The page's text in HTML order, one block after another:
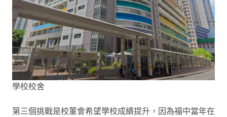
學校校舍
第三個挑戰是校董會希望學校成績提升，因為福中當年在